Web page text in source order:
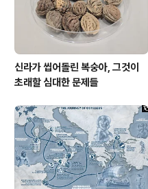
신라가 씹어돌린 복숭아, 그것이
초래할 심대한 문제들